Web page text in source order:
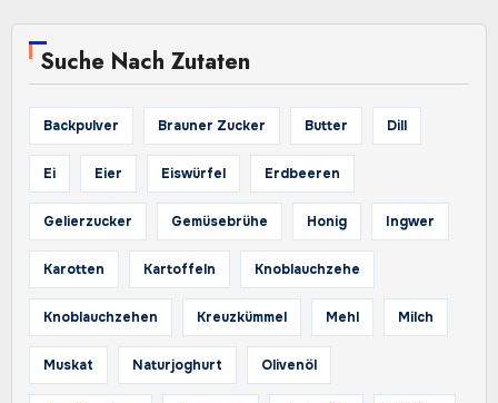
Suche Nach Zutaten
Backpulver Brauner Zucker Butter Dill
Ei Eier Eiswürfel Erdbeeren
Gelierzucker Gemüsebrühe Honig Ingwer
Karotten Kartoffeln Knoblauchzehe
Knoblauchzehen Kreuzkümmel Mehl Milch
Muskat Naturjoghurt Olivenöl